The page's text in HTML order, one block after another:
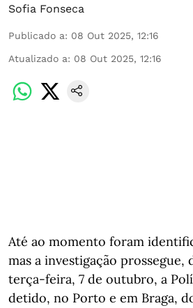
Sofia Fonseca
Publicado a: 08 Out 2025, 12:16
Atualizado a: 08 Out 2025, 12:16
Até ao momento foram
mas a investigação prossegue,
terça-feira, 7 de outubro, a
detido, no Porto e em Braga,